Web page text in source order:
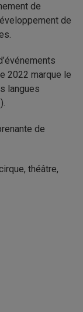
de
de
2022 marque le
langues
de
théâtre,